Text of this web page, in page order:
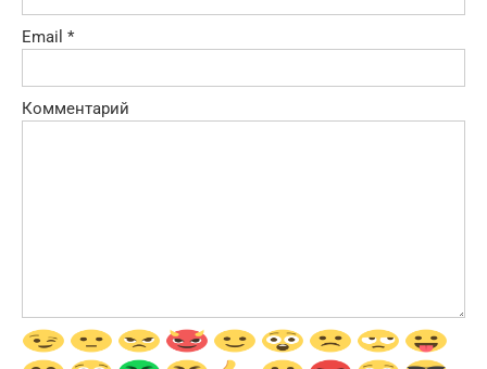
Email *
Комментарий